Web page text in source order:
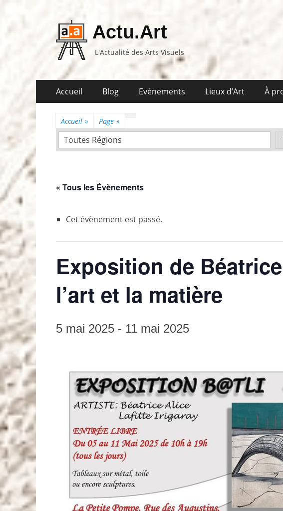
Actu.Art
L'Actualité des Arts Visuels
Premier
menu
Accueil Blog Evénements Lieux d’Art À
Accueil » Page »
Toutes Régions
« Tous les Évènements
Cet évènement est passé.
Exposition de
l’art et la matière
5 mai 2025 - 11 mai 2025